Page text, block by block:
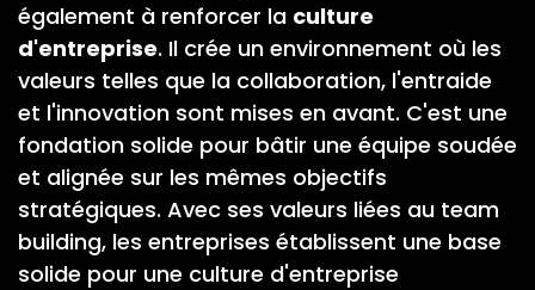
également à renforcer la culture
d'entreprise. Il crée un environnement où les
valeurs telles que la collaboration, l'entraide
et l'innovation sont mises en avant. C'est une
fondation solide pour bâtir une équipe soudée
et alignée sur les mêmes objectifs
stratégiques. Avec ses valeurs liées au team
building, les entreprises établissent une base
solide pour une culture d'entreprise